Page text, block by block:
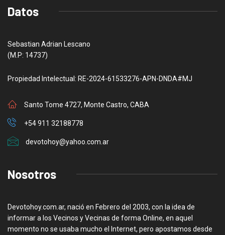
Datos
Sebastian Adrian Lescano
(M.P: 14737)
Propiedad Intelectual: RE-2024-61533276-APN-DNDA#MJ
Santo Tome 4727, Monte Castro, CABA
+54 911 32188778
devotohoy@yahoo.com.ar
Nosotros
Devotohoy.com.ar, nació en Febrero del 2003, con la idea de
informar a los Vecinos y Vecinas de forma Online, en aquel
momento no se usaba mucho el Internet, pero apostamos desde